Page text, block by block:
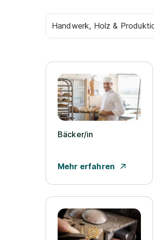
Handwerk, Holz &
Bäcker/­in
Mehr erfahren